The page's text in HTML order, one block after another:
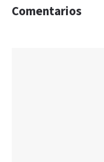
Comentarios